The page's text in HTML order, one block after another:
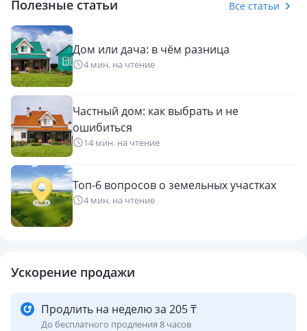
Полезные статьи Все статьи
Дом или дача: в чём разница
4 мин. на чтение
Частный дом: как выбрать и не
ошибиться
14 мин. на чтение
Топ-6 вопросов о земельных участках
4 мин. на чтение
Ускорение продажи
Продлить на неделю за 205 ₸
До бесплатного продления 8 часов